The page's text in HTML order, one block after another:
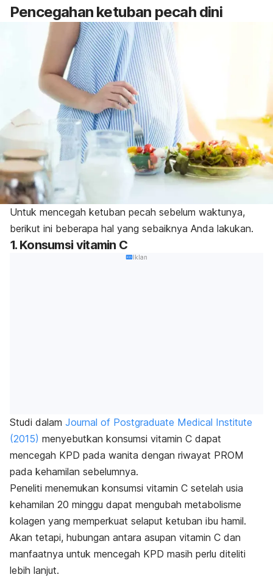
Pencegahan ketuban pecah dini
Untuk mencegah ketuban pecah sebelum waktunya,
berikut ini beberapa hal yang sebaiknya Anda lakukan.
1. Konsumsi vitamin C
Iklan
Studi dalam Journal of Postgraduate Medical Institute
(2015) menyebutkan konsumsi vitamin C dapat
mencegah KPD pada wanita dengan riwayat PROM
pada kehamilan sebelumnya.
Peneliti menemukan konsumsi vitamin C setelah usia
kehamilan 20 minggu dapat mengubah metabolisme
kolagen yang memperkuat selaput ketuban ibu hamil.
Akan tetapi, hubungan antara asupan vitamin C dan
manfaatnya untuk mencegah KPD masih perlu diteliti
lebih lanjut.